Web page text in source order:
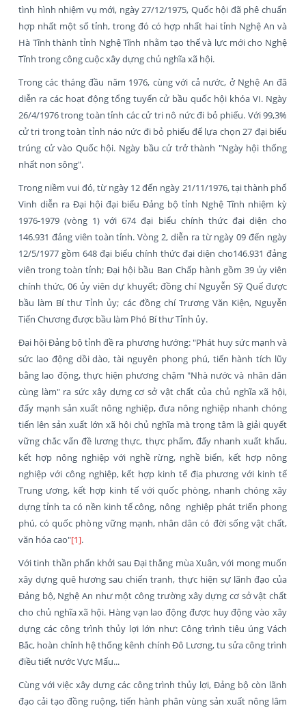
tình hình nhiệm vụ mới, ngày 27/12/1975, Quốc hội đã phê chuẩn
hợp nhất một số tỉnh, trong đó có hợp nhất hai tỉnh Nghệ An và
Hà Tĩnh thành tỉnh Nghệ Tĩnh nhằm tạo thế và lực mới cho Nghệ
Tĩnh trong công cuộc xây dựng chủ nghĩa xã hội.
Trong các tháng đầu năm 1976, cùng với cả nước, ở Nghệ An đã
diễn ra các hoạt động tổng tuyển cử bầu quốc hội khóa VI. Ngày
26/4/1976 trong toàn tỉnh các cử tri nô nức đi bỏ phiếu. Với 99,3%
cử tri trong toàn tỉnh náo nức đi bỏ phiếu để lựa chọn 27 đại biểu
trúng cử vào Quốc hội. Ngày bầu cử trở thành "Ngày hội thống
nhất non sông".
Trong niềm vui đó, từ ngày 12 đến ngày 21/11/1976, tại thành phố
Vinh diễn ra Đại hội đại biểu Đảng bộ tỉnh Nghệ Tĩnh nhiệm kỳ
1976-1979 (vòng 1) với 674 đại biểu chính thức đại diện cho
146.931 đảng viên toàn tỉnh. Vòng 2, diễn ra từ ngày 09 đến ngày
12/5/1977 gồm 648 đại biểu chính thức đại diện cho146.931 đảng
viên trong toàn tỉnh; Đại hội bầu Ban Chấp hành gồm 39 ủy viên
chính thức, 06 ủy viên dự khuyết; đồng chí Nguyễn Sỹ Quế được
bầu làm Bí thư Tỉnh ủy; các đồng chí Trương Văn Kiện, Nguyễn
Tiến Chương được bầu làm Phó Bí thư Tỉnh ủy.
Đại hội Đảng bộ tỉnh đề ra phương hướng: "Phát huy sức mạnh và
sức lao động dồi dào, tài nguyên phong phú, tiến hành tích lũy
bằng lao động, thực hiện phương chậm "Nhà nước và nhân dân
cùng làm" ra sức xây dựng cơ sở vật chất của chủ nghĩa xã hội,
đẩy mạnh sản xuất nông nghiệp, đưa nông nghiệp nhanh chóng
tiến lên sản xuất lớn xã hội chủ nghĩa mà trọng tâm là giải quyết
vững chắc vấn đề lương thực, thực phẩm, đẩy nhanh xuất khẩu,
kết hợp nông nghiệp với nghề rừng, nghề biển, kết hợp nông
nghiệp với công nghiệp, kết hợp kinh tế địa phương với kinh tế
Trung ương, kết hợp kinh tế với quốc phòng, nhanh chóng xây
dựng tỉnh ta có nền kinh tế công, nông nghiệp phát triển phong
phú, có quốc phòng vững mạnh, nhân dân có đời sống vật chất,
văn hóa cao"[1].
Với tinh thần phấn khởi sau Đại thắng mùa Xuân, với mong muốn
xây dựng quê hương sau chiến tranh, thực hiện sự lãnh đạo của
Đảng bộ, Nghệ An như một công trường xây dựng cơ sở vật chất
cho chủ nghĩa xã hội. Hàng vạn lao động được huy động vào xây
dựng các công trình thủy lợi lớn như: Công trình tiêu úng Vách
Bắc, hoàn chỉnh hệ thống kênh chính Đô Lương, tu sửa công trình
điều tiết nước Vực Mấu...
Cùng với việc xây dựng các công trình thủy lợi, Đảng bộ còn lãnh
đạo cải tạo đồng ruộng, tiến hành phân vùng sản xuất nông lâm